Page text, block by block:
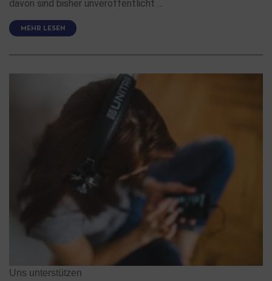
davon sind bisher unveröffentlicht …
MEHR LESEN
Uns unterstützen